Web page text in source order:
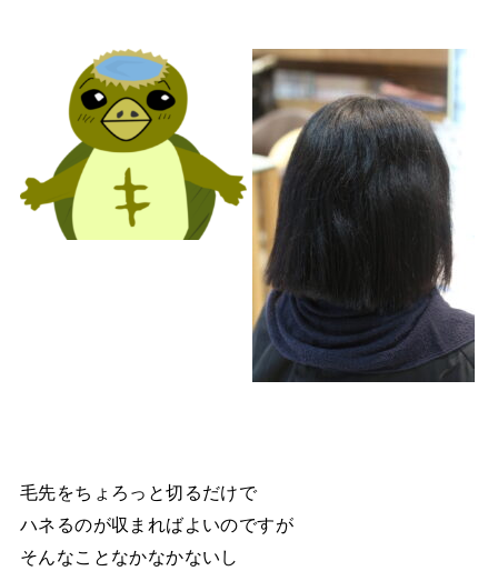
毛先をちょろっと切るだけで
ハネるのが収まればよいのですが
そんなことなかなかないし